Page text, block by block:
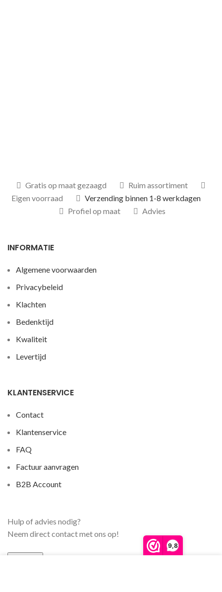
9,8
Gratis op maat gezaagd
Ruim assortiment
Eigen voorraad
Verzending binnen 1-8 werkdagen
Profiel op maat
Advies
INFORMATIE
Algemene voorwaarden
Privacybeleid
Klachten
Bedenktijd
Kwaliteit
Levertijd
KLANTENSERVICE
Contact
Klantenservice
FAQ
Factuur aanvragen
B2B Account
Hulp of advies nodig?
Neem direct contact met ons op!